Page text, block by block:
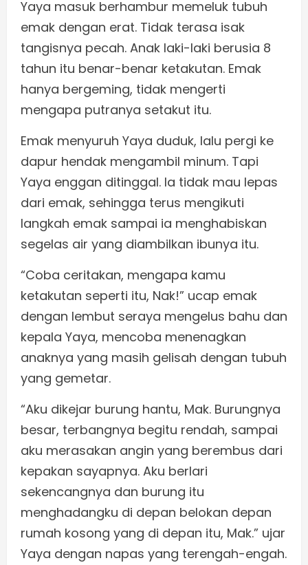
Yaya masuk berhambur memeluk tubuh
emak dengan erat. Tidak terasa isak
tangisnya pecah. Anak laki-laki berusia 8
tahun itu benar-benar ketakutan. Emak
hanya bergeming, tidak mengerti
mengapa putranya setakut itu.
Emak menyuruh Yaya duduk, lalu pergi ke
dapur hendak mengambil minum. Tapi
Yaya enggan ditinggal. Ia tidak mau lepas
dari emak, sehingga terus mengikuti
langkah emak sampai ia menghabiskan
segelas air yang diambilkan ibunya itu.
“Coba ceritakan, mengapa kamu
ketakutan seperti itu, Nak!” ucap emak
dengan lembut seraya mengelus bahu dan
kepala Yaya, mencoba menenagkan
anaknya yang masih gelisah dengan tubuh
yang gemetar.
“Aku dikejar burung hantu, Mak. Burungnya
besar, terbangnya begitu rendah, sampai
aku merasakan angin yang berembus dari
kepakan sayapnya. Aku berlari
sekencangnya dan burung itu
menghadangku di depan belokan depan
rumah kosong yang di depan itu, Mak.” ujar
Yaya dengan napas yang terengah-engah.